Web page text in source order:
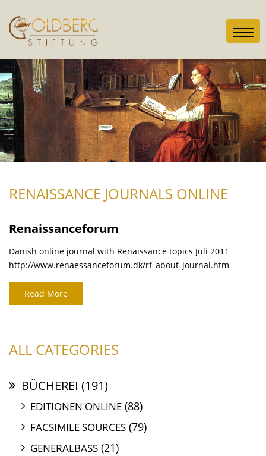
RENAISSANCE JOURNALS ONLINE
Renaissanceforum
Danish online journal with Renaissance topics Juli 2011
http://www.renaessanceforum.dk/rf_about_journal.htm
Read More
ALL CATEGORIES
BÜCHEREI (191)
EDITIONEN ONLINE (88)
FACSIMILE SOURCES (79)
GENERALBASS (21)